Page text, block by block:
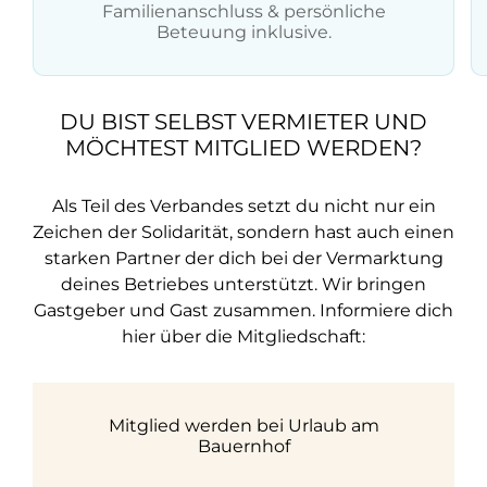
Familienanschluss & persönliche
Beteuung inklusive.
DU BIST SELBST VERMIETER UND
MÖCHTEST MITGLIED WERDEN?
Als Teil des Verbandes setzt du nicht nur ein
Zeichen der Solidarität, sondern hast auch einen
starken Partner der dich bei der Vermarktung
deines Betriebes unterstützt. Wir bringen
Gastgeber und Gast zusammen. Informiere dich
hier über die Mitgliedschaft:
Mitglied werden bei Urlaub am
Bauernhof